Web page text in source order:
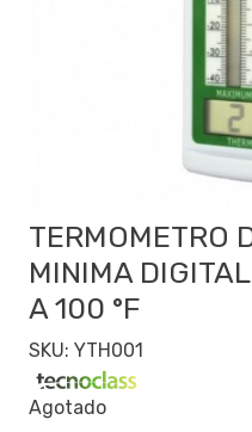
TERMOMETRO
MINIMA
A 100 °F
SKU: YTH001
Agotado